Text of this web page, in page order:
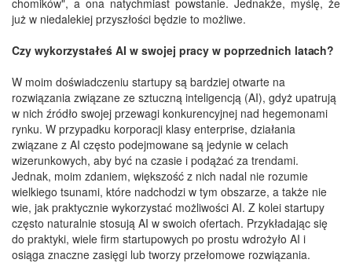
już w niedalekiej przyszłości będzie to możliwe.
Czy wykorzystałeś AI w swojej pracy w poprzednich latach?
W moim doświadczeniu startupy są bardziej otwarte na
rozwiązania związane ze sztuczną inteligencją (AI), gdyż upatrują
w nich źródło swojej przewagi konkurencyjnej nad hegemonami
rynku. W przypadku korporacji klasy enterprise, działania
związane z AI często podejmowane są jedynie w celach
wizerunkowych, aby być na czasie i podążać za trendami.
Jednak, moim zdaniem, większość z nich nadal nie rozumie
wielkiego tsunami, które nadchodzi w tym obszarze, a także nie
wie, jak praktycznie wykorzystać możliwości AI. Z kolei startupy
często naturalnie stosują AI w swoich ofertach. Przykładając się
do praktyki, wiele firm startupowych po prostu wdrożyło AI i
osiąga znaczne zasięgi lub tworzy przełomowe rozwiązania.